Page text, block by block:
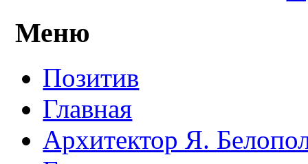
Меню
Позитив
Главная
Архитектор Я.